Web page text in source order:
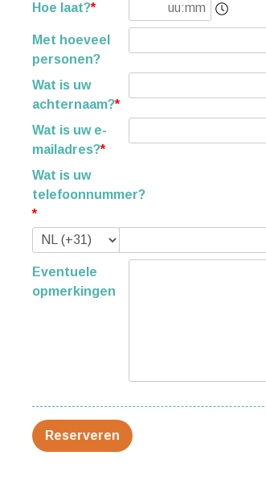
Hoe laat?*
Met hoeveel
personen?
Wat is uw
achternaam?*
Wat is uw e-
mailadres?*
Wat is uw
telefoonnummer?
*
Eventuele
opmerkingen
Reserveren